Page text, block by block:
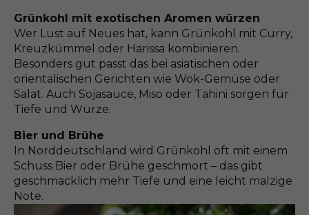
Grünkohl mit exotischen Aromen würzen
Wer Lust auf Neues hat, kann Grünkohl mit Curry,
Kreuzkümmel oder Harissa kombinieren.
Besonders gut passt das bei asiatischen oder
orientalischen Gerichten wie Wok-Gemüse oder
Salat. Auch Sojasauce, Miso oder Tahini sorgen für
Tiefe und Würze.
Bier und Brühe
In Norddeutschland wird Grünkohl oft mit einem
Schuss Bier oder Brühe geschmort – das gibt
geschmacklich mehr Tiefe und eine leicht malzige
Note.